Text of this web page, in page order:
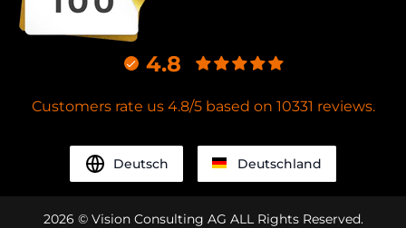
4.8
Customers rate us 4.8/5 based on 10331 reviews.
Deutsch Deutschland
2026 © Vision Consulting AG ALL Rights Reserved.